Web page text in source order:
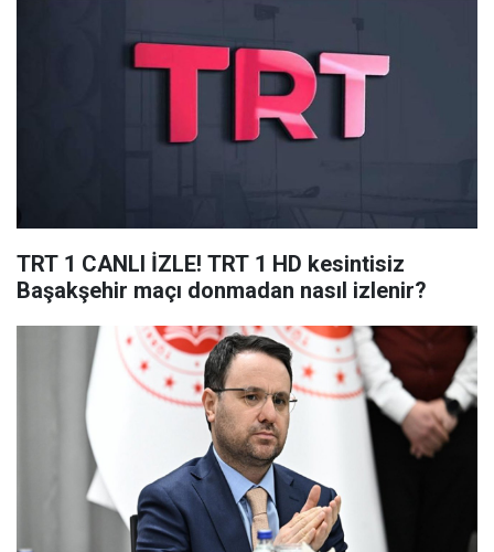
TRT 1 CANLI İZLE! TRT 1 HD kesintisiz
Başakşehir maçı donmadan nasıl izlenir?